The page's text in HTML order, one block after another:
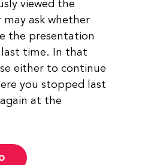
viewed the
ask whether
the presentation
time. In that
either to continue
you stopped last
at the